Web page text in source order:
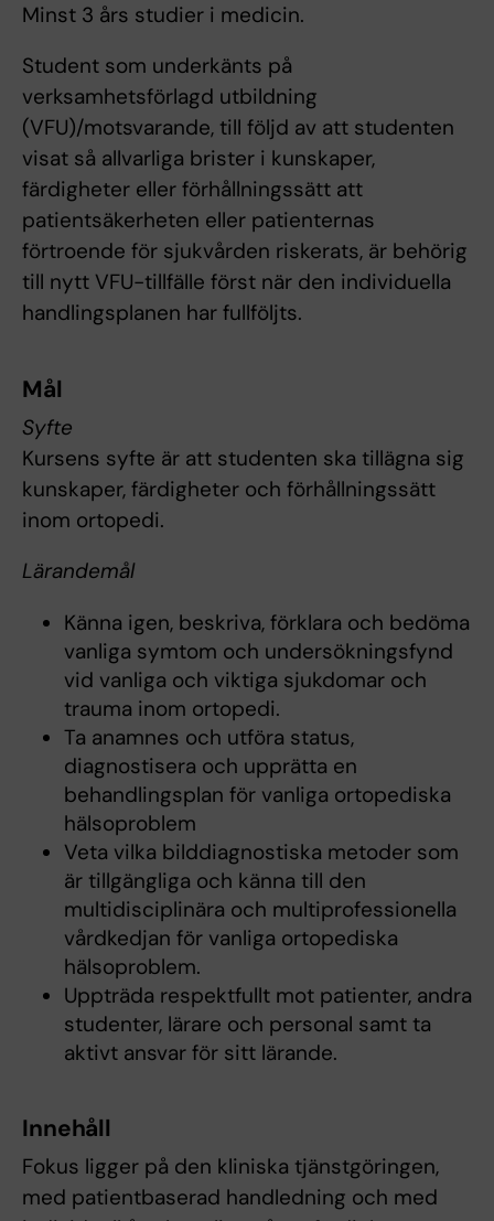
Minst 3 års studier i medicin.
Student som underkänts på
verksamhetsförlagd utbildning
(VFU)/motsvarande, till följd av att studenten
visat så allvarliga brister i kunskaper,
färdigheter eller förhållningssätt att
patientsäkerheten eller patienternas
förtroende för sjukvården riskerats, är behörig
till nytt VFU-tillfälle först när den individuella
handlingsplanen har fullföljts.
Mål
Syfte
Kursens syfte är att studenten ska tillägna sig
kunskaper, färdigheter och förhållningssätt
inom ortopedi.
Lärandemål
Känna igen, beskriva, förklara och bedöma
vanliga symtom och undersökningsfynd
vid vanliga och viktiga sjukdomar och
trauma inom ortopedi.
Ta anamnes och utföra status,
diagnostisera och upprätta en
behandlingsplan för vanliga ortopediska
hälsoproblem
Veta vilka bilddiagnostiska metoder som
är tillgängliga och känna till den
multidisciplinära och multiprofessionella
vårdkedjan för vanliga ortopediska
hälsoproblem.
Uppträda respektfullt mot patienter, andra
studenter, lärare och personal samt ta
aktivt ansvar för sitt lärande.
Innehåll
Fokus ligger på den kliniska tjänstgöringen,
med patientbaserad handledning och med